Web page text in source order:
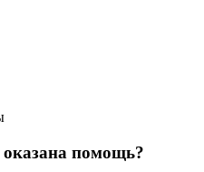
помощь?